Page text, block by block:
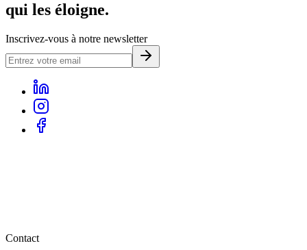
qui les éloigne.
Inscrivez-vous à notre newsletter
Contact